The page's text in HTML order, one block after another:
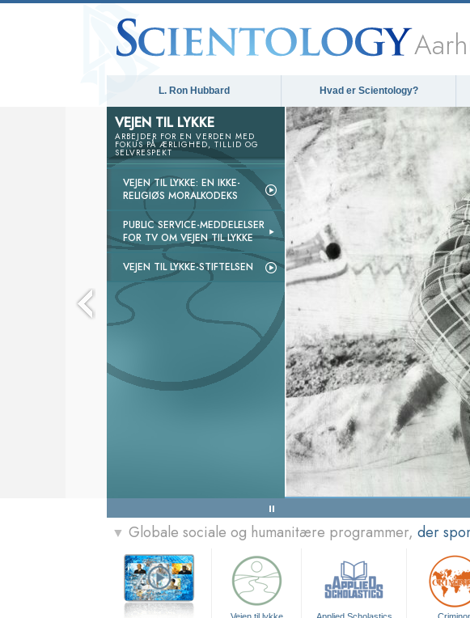
L. Ron Hubbard Hvad er Scientology?
VEJEN TIL LYKKE
ARBEJDER FOR EN VERDEN MED
FOKUS PÅ ÆRLIGHED, TILLID OG
SELVRESPEKT
VEJEN TIL LYKKE: EN IKKE-
RELIGIØS MORALKODEKS
PUBLIC SERVICE-MEDDELELSER
FOR TV OM VEJEN TIL LYKKE
VEJEN TIL LYKKE-STIFTELSEN
▼ Globale sociale og humanitære programmer, der